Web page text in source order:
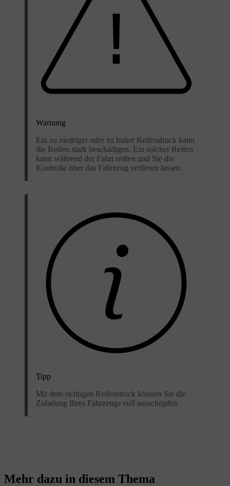
Warnung
Ein zu niedriger oder zu hoher Reifendruck kann
die Reifen stark beschädigen. Ein solcher Reifen
kann während der Fahrt reißen und Sie die
Kontrolle über das Fahrzeug verlieren lassen.
Tipp
Mit dem richtigen Reifendruck können Sie die
Zuladung Ihres Fahrzeugs voll ausschöpfen.
Mehr dazu in diesem Thema